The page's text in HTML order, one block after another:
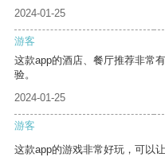
2024-01-25
游客
这款app的酒店、餐厅推荐非常
验。
2024-01-25
游客
这款app的游戏非常好玩，可以让